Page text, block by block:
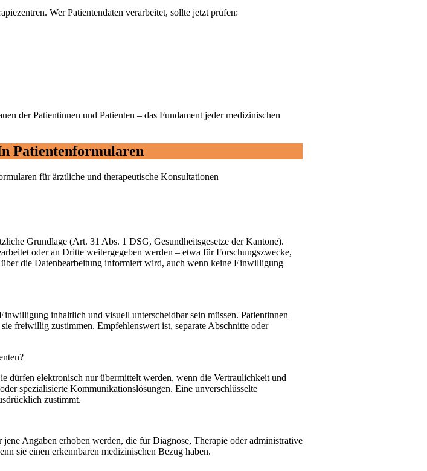
Wer Patientendaten verarbeitet, sollte jetzt prüfen:
der Patientinnen und Patienten – das Fundament jeder medizinischen
Patientenformularen
für ärztliche und therapeutische Konsultationen
Grundlage (Art. 31 Abs. 1 DSG, Gesundheitsgesetze der Kantone).
oder an Dritte weitergegeben werden – etwa für Forschungszwecke,
die Datenbearbeitung informiert wird, auch wenn keine Einwilligung
inhaltlich und visuell unterscheidbar sein müssen. Patientinnen
freiwillig zustimmen. Empfehlenswert ist, separate Abschnitte oder
dürfen elektronisch nur übermittelt werden, wenn die Vertraulichkeit und
spezialisierte Kommunikationslösungen. Eine unverschlüsselte
zustimmt.
Angaben erhoben werden, die für Diagnose, Therapie oder administrative
sie einen erkennbaren medizinischen Bezug haben.